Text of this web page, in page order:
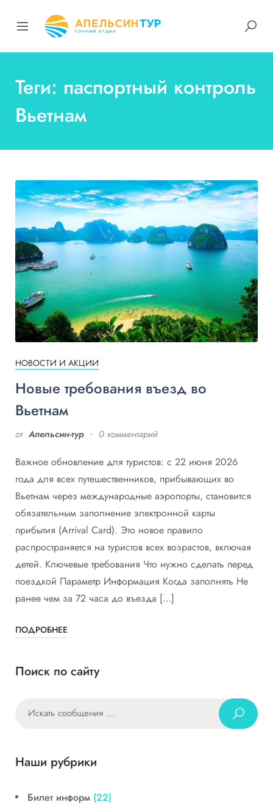
Теги: паспортный контроль
Вьетнам
НОВОСТИ И АКЦИИ
Новые требования въезд во
Вьетнам
от Апельсин-тур 0 комментарий
Важное обновление для туристов: с 22 июня 2026
года для всех путешественников, прибывающих во
Вьетнам через международные аэропорты, становится
обязательным заполнение электронной карты
прибытия (Arrival Card). Это новое правило
распространяется на туристов всех возрастов, включая
детей. Ключевые требования Что нужно сделать перед
поездкой Параметр Информация Когда заполнять Не
ранее чем за 72 часа до въезда […]
ПОДРОБНЕЕ
Поиск по сайту
Наши рубрики
Билет информ (22)